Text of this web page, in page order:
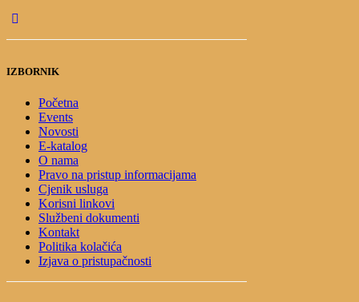
IZBORNIK
Početna
Events
Novosti
E-katalog
O nama
Pravo na pristup informacijama
Cjenik usluga
Korisni linkovi
Službeni dokumenti
Kontakt
Politika kolačića
Izjava o pristupačnosti